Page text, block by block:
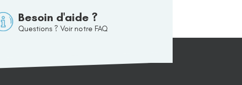
Besoin d'aide ?
Questions ? Voir notre FAQ